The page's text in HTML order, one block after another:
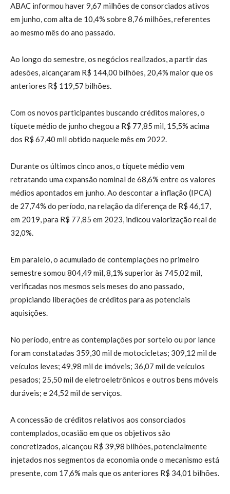
ABAC informou haver 9,67 milhões de consorciados ativos
em junho, com alta de 10,4% sobre 8,76 milhões, referentes
ao mesmo mês do ano passado.
Ao longo do semestre, os negócios realizados, a partir das
adesões, alcançaram R$ 144,00 bilhões, 20,4% maior que os
anteriores R$ 119,57 bilhões.
Com os novos participantes buscando créditos maiores, o
tíquete médio de junho chegou a R$ 77,85 mil, 15,5% acima
dos R$ 67,40 mil obtido naquele mês em 2022.
Durante os últimos cinco anos, o tíquete médio vem
retratando uma expansão nominal de 68,6% entre os valores
médios apontados em junho. Ao descontar a inflação (IPCA)
de 27,74% do período, na relação da diferença de R$ 46,17,
em 2019, para R$ 77,85 em 2023, indicou valorização real de
32,0%.
Em paralelo, o acumulado de contemplações no primeiro
semestre somou 804,49 mil, 8,1% superior às 745,02 mil,
verificadas nos mesmos seis meses do ano passado,
propiciando liberações de créditos para as potenciais
aquisições.
No período, entre as contemplações por sorteio ou por lance
foram constatadas 359,30 mil de motocicletas; 309,12 mil de
veículos leves; 49,98 mil de imóveis; 36,07 mil de veículos
pesados; 25,50 mil de eletroeletrônicos e outros bens móveis
duráveis; e 24,52 mil de serviços.
A concessão de créditos relativos aos consorciados
contemplados, ocasião em que os objetivos são
concretizados, alcançou R$ 39,98 bilhões, potencialmente
injetados nos segmentos da economia onde o mecanismo está
presente, com 17,6% mais que os anteriores R$ 34,01 bilhões.